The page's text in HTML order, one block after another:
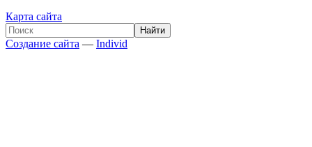
Карта сайта
Создание сайта — Individ